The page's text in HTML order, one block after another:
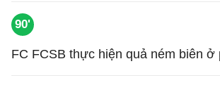
90'
FC FCSB thực hiện quả ném biên ở